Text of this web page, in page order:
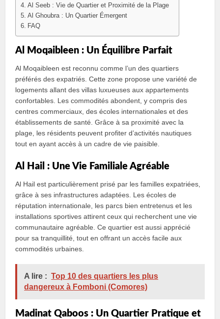
Al Seeb : Vie de Quartier et Proximité de la Plage
Al Ghoubra : Un Quartier Émergent
FAQ
Al Moqaibleen : Un Équilibre Parfait
Al Moqaibleen est reconnu comme l’un des quartiers
préférés des expatriés. Cette zone propose une variété de
logements allant des villas luxueuses aux appartements
confortables. Les commodités abondent, y compris des
centres commerciaux, des écoles internationales et des
établissements de santé. Grâce à sa proximité avec la
plage, les résidents peuvent profiter d’activités nautiques
tout en ayant accès à un cadre de vie paisible.
Al Hail : Une Vie Familiale Agréable
Al Hail est particulièrement prisé par les familles expatriées,
grâce à ses infrastructures adaptées. Les écoles de
réputation internationale, les parcs bien entretenus et les
installations sportives attirent ceux qui recherchent une vie
communautaire agréable. Ce quartier est aussi apprécié
pour sa tranquillité, tout en offrant un accès facile aux
commodités urbaines.
A lire : Top 10 des quartiers les plus
dangereux à Fomboni (Comores)
Madinat Qaboos : Un Quartier Pratique et